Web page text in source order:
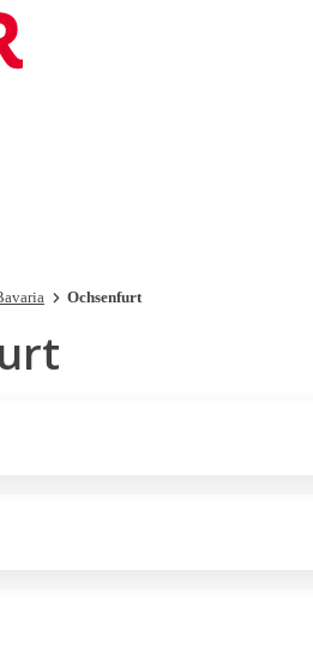
OFERTE DE NERATAT
Ochsenfurt